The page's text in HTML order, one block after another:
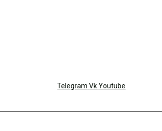
Telegram Vk Youtube